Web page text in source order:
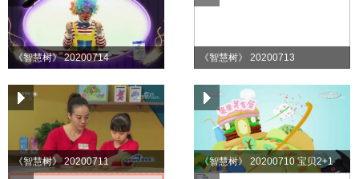
《智慧树》 20200714 《智慧树》 20200713
《智慧树》 20200711 《智慧树》 20200710 宝贝2+1